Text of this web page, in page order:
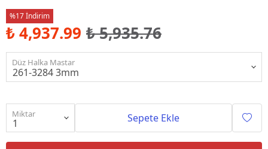
%17 İndirim
₺ 4,937.99 ₺ 5,935.76
Düz Halka Mastar
Miktar Sepete Ekle